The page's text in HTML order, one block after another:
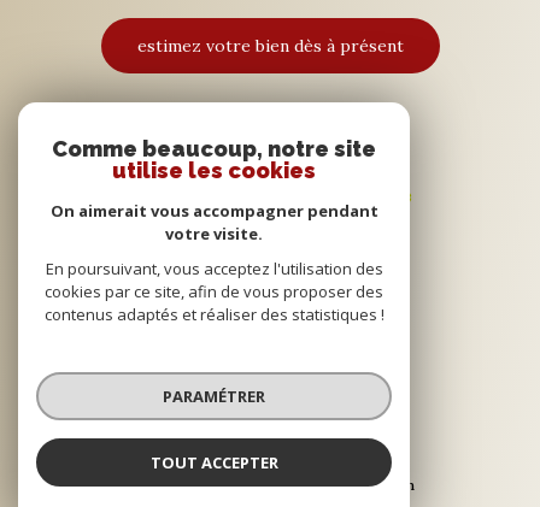
estimez votre bien dès à présent
Adhérents
© 2022
Tous droits réservés
Traduction powered by Google
Mentions légales Partenaires Admin
Comme beaucoup, notre site
utilise les cookies
On aimerait vous accompagner pendant
votre visite.
En poursuivant, vous acceptez l'utilisation des
cookies par ce site, afin de vous proposer des
contenus adaptés et réaliser des statistiques !
PARAMÉTRER
TOUT ACCEPTER